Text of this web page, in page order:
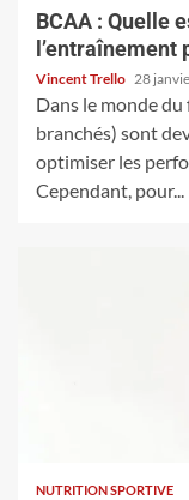
BCAA : Quelle
Vincent Trello 28
Dans le monde du
branchés) sont
optimiser les
Cependant, pour...
NUTRITION SPORTIVE